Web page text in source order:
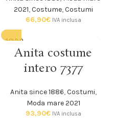
2021,Costume,Costumi
66,90€ IVA inclusa
SOLD O
Anita costume
intero 7377
Anita since 1886,Costumi,
Moda mare 2021
93,90€ IVA inclusa